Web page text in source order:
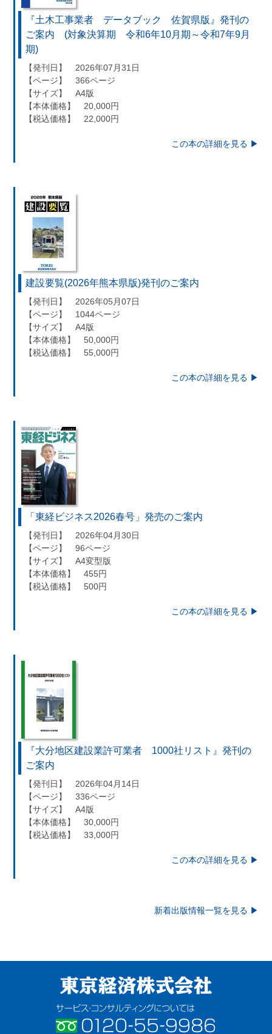
『土木工事業者 データブック 佐賀県版』発刊の
ご案内 (対象決算期 令和6年10月期～令和7年9月
期)
【発刊日】 2026年07月31日
【ページ】 366ページ
【サイズ】 A4版
【本体価格】 20,000円
【税込価格】 22,000円
この本の詳細を見る ▶︎
建設要覧(2026年熊本県版)発刊のご案内
【発刊日】 2026年05月07日
【ページ】 1044ページ
【サイズ】 A4版
【本体価格】 50,000円
【税込価格】 55,000円
この本の詳細を見る ▶︎
「東経ビジネス2026春号」発売のご案内
【発刊日】 2026年04月30日
【ページ】 96ページ
【サイズ】 A4変型版
【本体価格】 455円
【税込価格】 500円
この本の詳細を見る ▶︎
『大分地区建設業許可業者 1000社リスト』発刊の
ご案内
【発刊日】 2026年04月14日
【ページ】 336ページ
【サイズ】 A4版
【本体価格】 30,000円
【税込価格】 33,000円
この本の詳細を見る ▶︎
新着出版情報一覧を見る ▶︎